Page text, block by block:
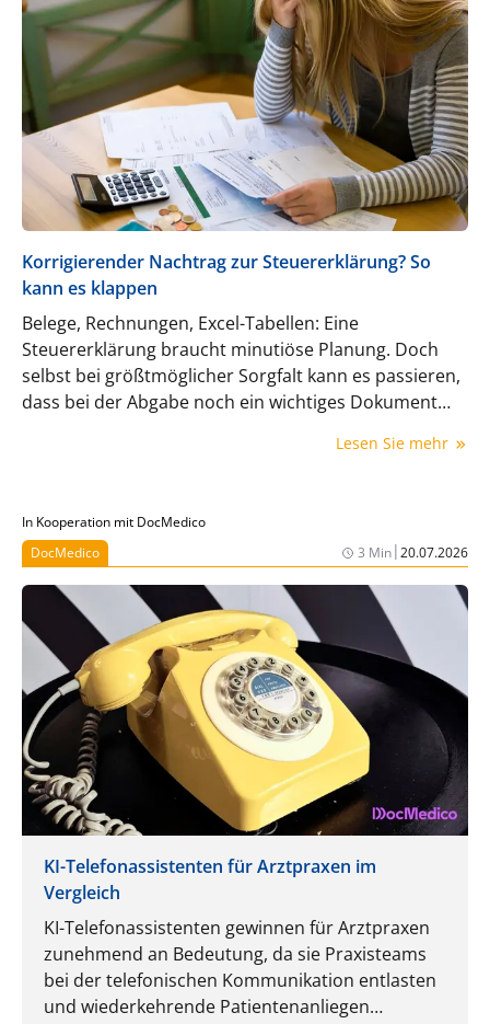
Korrigierender Nachtrag zur Steuererklärung? So
kann es klappen
Belege, Rechnungen, Excel-Tabellen: Eine
Steuererklärung braucht minutiöse Planung. Doch
selbst bei größtmöglicher Sorgfalt kann es passieren,
dass bei der Abgabe noch ein wichtiges Dokument
hoch ist. Wer einen solchen Fehler noch korrigieren
Lesen Sie mehr
In Kooperation mit DocMedico
DocMedico
3 Min|20.07.2026
KI-Telefonassistenten für Arztpraxen im
Vergleich
KI-Telefonassistenten gewinnen für Arztpraxen
zunehmend an Bedeutung, da sie Praxisteams
bei der telefonischen Kommunikation entlasten
und wiederkehrende Patientenanliegen